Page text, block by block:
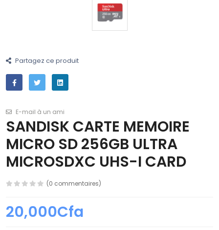
Partagez ce produit
E-mail à un ami
SANDISK CARTE MEMOIRE
MICRO SD 256GB ULTRA
MICROSDXC UHS-I CARD
(0 commentaires)
20,000Cfa